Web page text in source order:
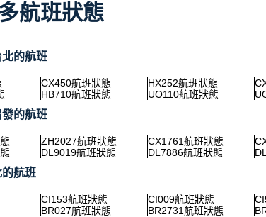
航班狀態
的航班
CX450航班狀態 HX252航班狀態
HB710航班狀態 UO110航班狀態
的航班
ZH2027航班狀態 CX1761航班狀態
DL9019航班狀態 DL7886航班狀態
的航班
CI153航班狀態 CI009航班狀態
BR027航班狀態 BR2731航班狀態